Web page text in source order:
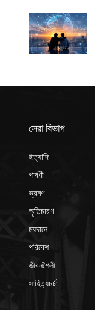
সেরা বিভাগ
ইত্যাদি
পার্বণী
ভ্রমণ
স্মৃতিচারণ
ময়দানে
পরিবেশ
জীবনশৈলী
সাহিত্যচর্চা